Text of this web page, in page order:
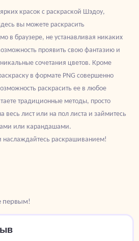
красок с раскраской Шэдоу,
вы можете раскрасить
в браузере, не устанавливая никаких
проявить свою фантазию и
сочетания цветов. Кроме
в формате PNG совершенно
раскрасить ее в любое
традиционные методы, просто
весь лист или на пол листа и займитесь
или карандашами.
наслаждайтесь раскрашиванием!
первым!